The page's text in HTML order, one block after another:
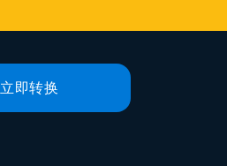
立即转换